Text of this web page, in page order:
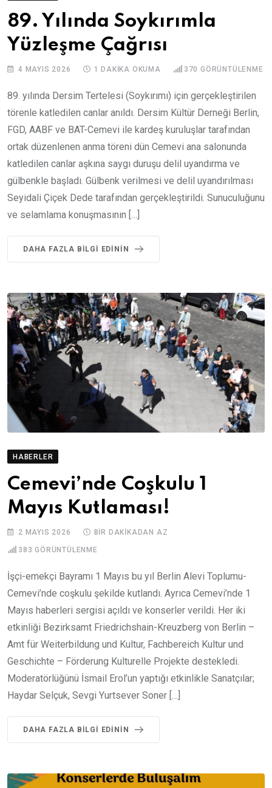
89. Yılında Soykırımla
Yüzleşme Çağrısı
4 MAYIS 2026 1 DAKIKA OKUMA 370 GÖRÜNTÜLENME
89. yılında Dersim Tertelesi (Soykırımı) için gerçekleştirilen
törenle katledilen canlar anıldı. Dersim Kültür Derneği Berlin,
FGD, AABF ve BAT-Cemevi ile kardeş kuruluşlar tarafından
ortak düzenlenen anma töreni dün Cemevi ana salonunda
katledilen canlar aşkına saygı duruşu delil uyandırma ve
gülbenkle başladı. Gülbenk verilmesi ve delil uyandırılması
Seyidali Çiçek Dede tarafından gerçekleştirildi. Sunuculuğunu
ve selamlama konuşmasının […]
DAHA FAZLA BILGI EDININ
HABERLER
Cemevi’nde Coşkulu 1
Mayıs Kutlaması!
2 MAYIS 2026 BIR DAKIKADAN AZ
383 GÖRÜNTÜLENME
İşçi-emekçi Bayramı 1 Mayıs bu yıl Berlin Alevi Toplumu-
Cemevi’nde coşkulu şekilde kutlandı. Ayrıca Cemevi’nde 1
Mayıs haberleri sergisi açıldı ve konserler verildi. Her iki
etkinliği Bezirksamt Friedrichshain-Kreuzberg von Berlin –
Amt für Weiterbildung und Kultur, Fachbereich Kultur und
Geschichte – Förderung Kulturelle Projekte destekledi.
Moderatörlüğünü İsmail Erol’un yaptığı etkinlikle Sanatçılar;
Haydar Selçuk, Sevgi Yurtsever Soner […]
DAHA FAZLA BILGI EDININ